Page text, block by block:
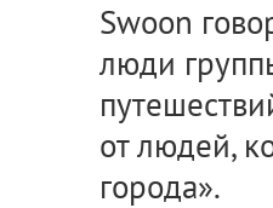
Swoon
люди
от людей,
города».